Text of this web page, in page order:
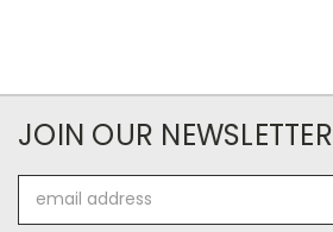
JOIN OUR NEWSLETTER
Address